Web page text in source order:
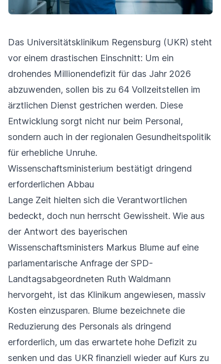
Das Universitätsklinikum Regensburg (UKR) steht
vor einem drastischen Einschnitt: Um ein
drohendes Millionendefizit für das Jahr 2026
abzuwenden, sollen bis zu 64 Vollzeitstellen im
ärztlichen Dienst gestrichen werden. Diese
Entwicklung sorgt nicht nur beim Personal,
sondern auch in der regionalen Gesundheitspolitik
für erhebliche Unruhe.
Wissenschaftsministerium bestätigt dringend
erforderlichen Abbau
Lange Zeit hielten sich die Verantwortlichen
bedeckt, doch nun herrscht Gewissheit. Wie aus
der Antwort des bayerischen
Wissenschaftsministers Markus Blume auf eine
parlamentarische Anfrage der SPD-
Landtagsabgeordneten Ruth Waldmann
hervorgeht, ist das Klinikum angewiesen, massiv
Kosten einzusparen. Blume bezeichnete die
Reduzierung des Personals als dringend
erforderlich, um das erwartete hohe Defizit zu
senken und das UKR finanziell wieder auf Kurs zu